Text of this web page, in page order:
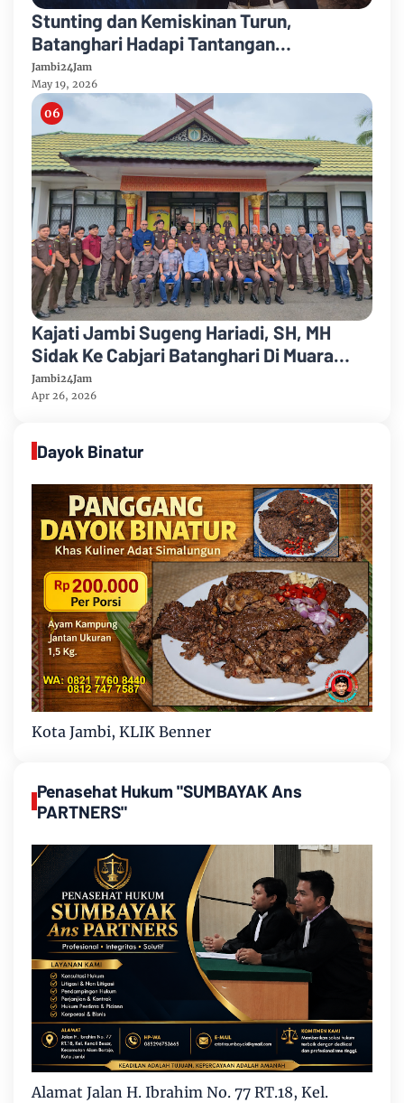
Stunting dan Kemiskinan Turun,
Batanghari Hadapi Tantangan
Transformasi Ekonomi
Jambi24Jam
May 19, 2026
Kajati Jambi Sugeng Hariadi, SH, MH
Sidak Ke Cabjari Batanghari Di Muara
Tembesi Periksa Absensi Pegawai
Jambi24Jam
Apr 26, 2026
Dayok Binatur
Kota Jambi, KLIK Benner
Penasehat Hukum "SUMBAYAK Ans
PARTNERS"
Alamat Jalan H. Ibrahim No. 77 RT.18, Kel.